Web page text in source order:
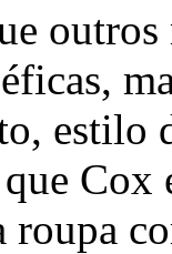
estilo
Cox
roupa